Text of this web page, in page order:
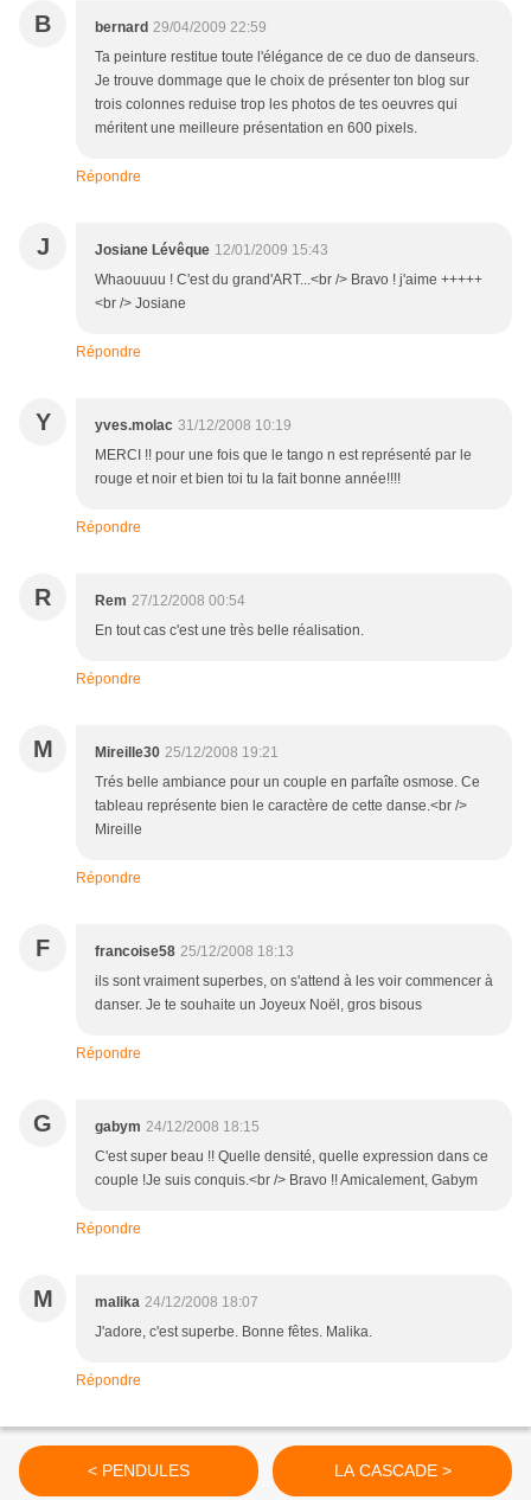
B bernard 29/04/2009 22:59
Ta peinture restitue toute l'élégance de ce duo de danseurs.
Je trouve dommage que le choix de présenter ton blog sur
trois colonnes reduise trop les photos de tes oeuvres qui
méritent une meilleure présentation en 600 pixels.
Répondre
J Josiane Lévêque 12/01/2009 15:43
Whaouuuu ! C'est du grand'ART...<br /> Bravo ! j'aime +++++
<br /> Josiane
Répondre
Y yves.molac 31/12/2008 10:19
MERCI !! pour une fois que le tango n est représenté par le
rouge et noir et bien toi tu la fait bonne année!!!!
Répondre
R Rem 27/12/2008 00:54
En tout cas c'est une très belle réalisation.
Répondre
M Mireille30 25/12/2008 19:21
Trés belle ambiance pour un couple en parfaîte osmose. Ce
tableau représente bien le caractère de cette danse.<br />
Mireille
Répondre
F francoise58 25/12/2008 18:13
ils sont vraiment superbes, on s'attend à les voir commencer à
danser. Je te souhaite un Joyeux Noël, gros bisous
Répondre
G gabym 24/12/2008 18:15
C'est super beau !! Quelle densité, quelle expression dans ce
couple !Je suis conquis.<br /> Bravo !! Amicalement, Gabym
Répondre
M malika 24/12/2008 18:07
J'adore, c'est superbe. Bonne fêtes. Malika.
Répondre
< PENDULES LA CASCADE >